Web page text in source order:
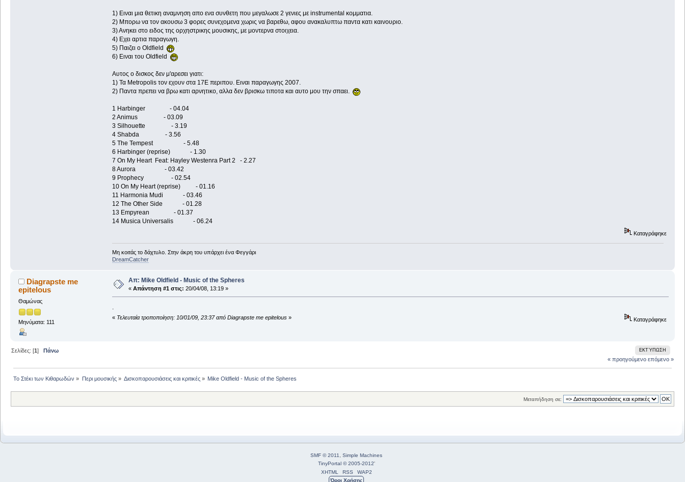
1) Ειναι μια θετικη αναμνηση απο ενα συνθετη που μεγαλωσε 2 γενιες με instrumental κομματια.
2) Μπορω να τον ακουσω 3 φορες συνεχομενα χωρις να βαρεθω, αφου ανακαλυπτω παντα κατι καινουριο.
3) Ανηκει στο ειδος της ορχηστρικης μουσικης, με μοντερνα στοιχεια.
4) Εχει αρτια παραγωγη.
5) Παιζει ο Oldfield
6) Ειναι του Oldfield
Αυτος ο δισκος δεν μ'αρεσει γιατι:
1) Τα Metropolis τον εχουν στα 17Ε περιπου. Ειναι παραγωγης 2007.
2) Παντα πρεπει να βρω κατι αρνητικο, αλλα δεν βρισκω τιποτα και αυτο μου την σπαει.
1 Harbinger - 04.04
2 Animus - 03.09
3 Silhouette - 3.19
4 Shabda - 3.56
5 The Tempest - 5.48
6 Harbinger (reprise) - 1.30
7 On My Heart Feat: Hayley Westenra Part 2 - 2.27
8 Aurora - 03.42
9 Prophecy - 02.54
10 On My Heart (reprise) - 01.16
11 Harmonia Mudi - 03.46
12 The Other Side - 01.28
13 Empyrean - 01.37
14 Musica Universalis - 06.24
Καταγράφηκε
Μη κοιτάς το δάχτυλο. Στην άκρη του υπάρχει ένα Φεγγάρι
DreamCatcher
Diagrapste me
epitelous
Θαμώνας
Μηνύματα: 111
Απ: Mike Oldfield - Music of the Spheres
« Απάντηση #1 στις: 20/04/08, 13:19 »
.
« Τελευταία τροποποίηση: 10/01/09, 23:37 από Diagrapste me epitelous» Καταγράφηκε
ΕΚΤΎΠΩΣΗ
Σελίδες: [1]Πάνω
« προηγούμενο επόμενο »
Το Στέκι των Κιθαρωδών » Περι μουσικής» Δισκοπαρουσιάσεις και κριτικές» Mike Oldfield - Music of the Spheres
Μεταπήδηση σε:
SMF © 2011
Simple Machines
TinyPortal © 2005-2012'
XHTML
RSS
WAP2
Όροι Χρήσης